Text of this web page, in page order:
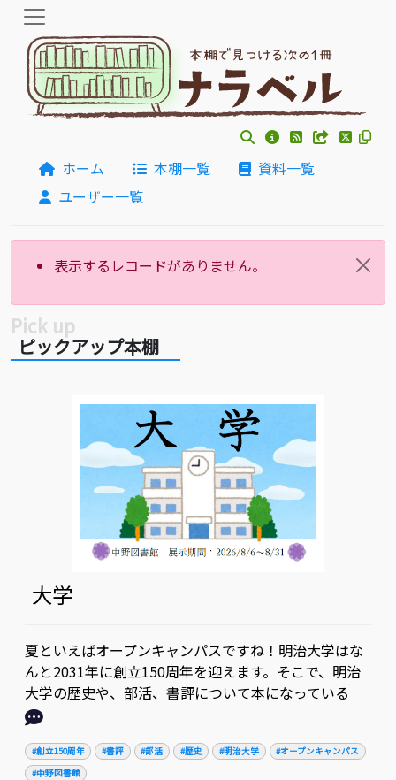
ホーム 本棚一覧
資料一覧
ユーザー一覧
表示するレコードがありません。
ピックアップ本棚
大学
夏といえばオープンキャンパスですね！明治大学はな
んと2031年に創立150周年を迎えます。そこで、明治
大学の歴史や、部活、書評について本になっている
#創立150周年 #書評 #部活 #歴史 #明治大学
#オープンキャンパス
#中野図書館